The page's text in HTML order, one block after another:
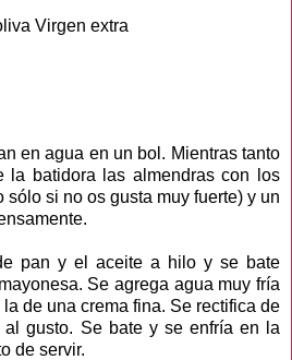
Virgen extra
en agua en un bol. Mientras tanto
la batidora las almendras con los
sólo si no os gusta muy fuerte) y un
pan y el aceite a hilo y se bate
Se agrega agua muy fría
de una crema fina. Se rectifica de
gusto. Se bate y se enfría en la
de servir.